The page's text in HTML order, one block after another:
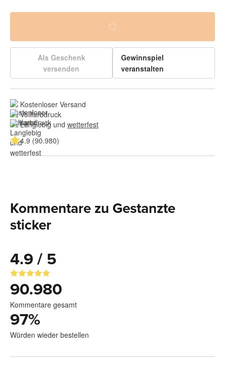
Als Geschenk
versenden
Gewinnspiel
veranstalten
Kostenloser Versand
Vollfarbdruck
Langlebig und wetterfest
4.9 (90.980)
Kommentare zu Gestanzte
sticker
4.9 / 5
90.980
Kommentare gesamt
97%
Würden wieder bestellen